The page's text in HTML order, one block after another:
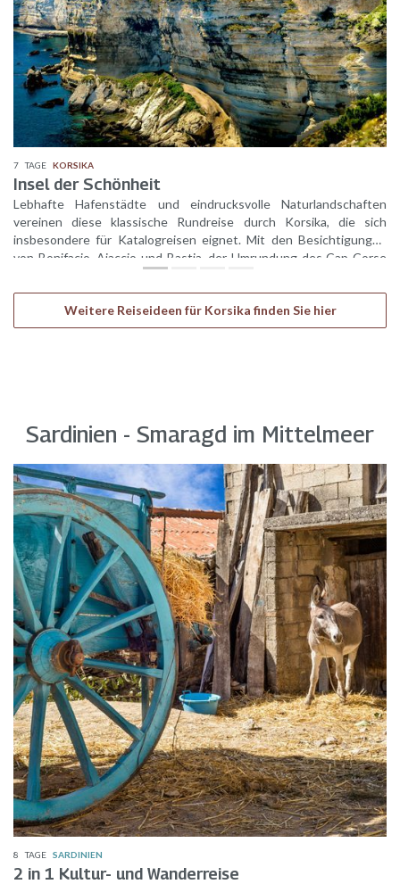
7 TAGE KORSIKA
Insel der Schönheit
Lebhafte Hafenstädte und eindrucksvolle Naturlandschaften
vereinen diese klassische Rundreise durch Korsika, die sich
insbesondere für Katalogreisen eignet. Mit den Besichtigungen
von Bonifacio, Ajaccio und Bastia, der Umrundung des Cap Corse
Landesinneren erlebt Ihre Gruppe nahezu alle klassischen
Sehenswürdigkeiten der Insel der Schönheit.
Weitere Reiseideen für Korsika finden Sie hier
Sardinien - Smaragd im Mittelmeer
8 TAGE SARDINIEN
2 in 1 Kultur- und Wanderreise